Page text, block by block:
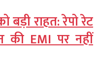
राहत: रेपो रेट
की EMI पर नहीं